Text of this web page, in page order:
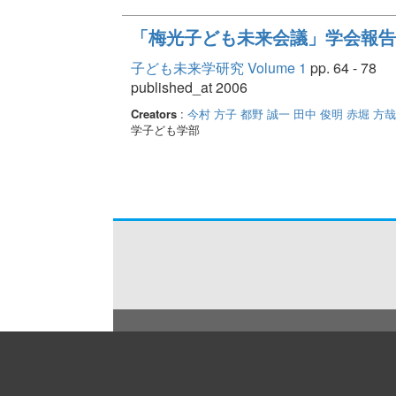
「梅光子ども未来会議」学会
子ども未来学研究 Volume 1 pp. 64 - 78
published_at 2006
Creators: 今村 方子 都野 誠一 田中 俊明 赤堀 方哉
学子ども学部